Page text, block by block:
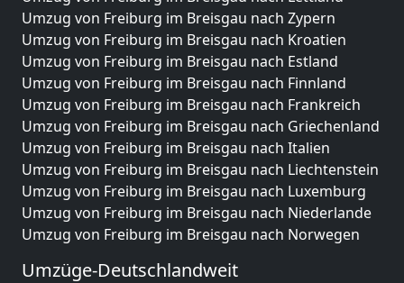
Umzug von Freiburg im Breisgau nach Zypern
Umzug von Freiburg im Breisgau nach Kroatien
Umzug von Freiburg im Breisgau nach Estland
Umzug von Freiburg im Breisgau nach Finnland
Umzug von Freiburg im Breisgau nach Frankreich
Umzug von Freiburg im Breisgau nach Griechenland
Umzug von Freiburg im Breisgau nach Italien
Umzug von Freiburg im Breisgau nach Liechtenstein
Umzug von Freiburg im Breisgau nach Luxemburg
Umzug von Freiburg im Breisgau nach Niederlande
Umzug von Freiburg im Breisgau nach Norwegen
Umzüge-Deutschlandweit